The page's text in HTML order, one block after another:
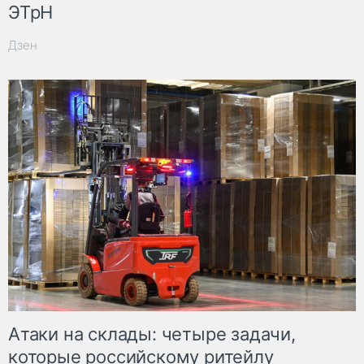
ЭТрН
Дзен
Атаки на склады: четыре задачи,
которые российскому ритейлу